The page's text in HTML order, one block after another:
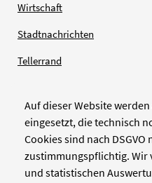
Auf dieser Website
eingesetzt, die technisch
Cookies sind nach DSGVO
zustimmungspflichtig. Wir
und statistischen
Wirtschaft
Stadtnachrichten
Tellerrand
Verlag
Zellwerk GmbH & Co KG
Pinienstraße 2
40233 Düsseldorf